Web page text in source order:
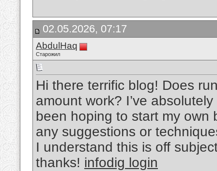
02.05.2026, 07:17
AbdulHaq
Старожил
Hi there terrific blog! Does
amount work? I’ve
been hoping to start my own
any suggestions or
I understand this is off
thanks! infodig login